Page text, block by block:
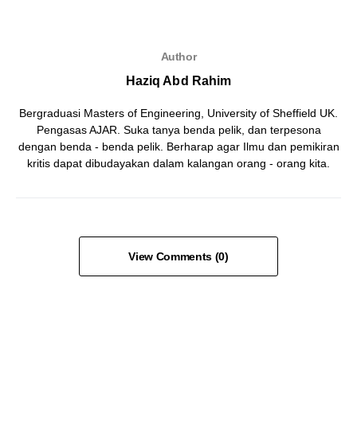
Author
Haziq Abd Rahim
Bergraduasi Masters of Engineering, University of Sheffield UK.
Pengasas AJAR. Suka tanya benda pelik, dan terpesona
dengan benda - benda pelik. Berharap agar Ilmu dan pemikiran
kritis dapat dibudayakan dalam kalangan orang - orang kita.
View Comments (0)